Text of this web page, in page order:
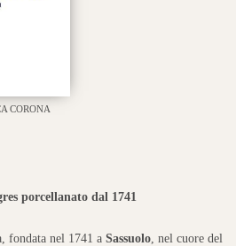
CORONA
porcellanato dal 1741
fondata nel 1741 a Sassuolo, nel cuore del